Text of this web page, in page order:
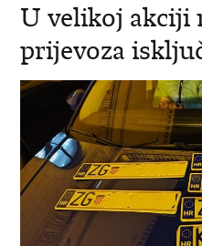
U velikoj akciji
prijevoza